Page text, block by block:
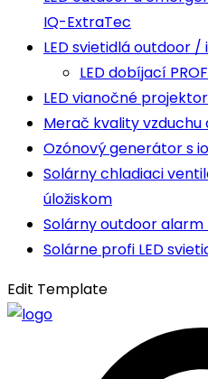
IQ-ExtraTec
LED svietidlá outdoor /
LED dobíjací
LED vianočné
Merač kvality vzduchu
Ozónový generátor s
Solárny chladiaci
úložiskom
Solárny outdoor alarm
Solárne profi LED
Edit Template